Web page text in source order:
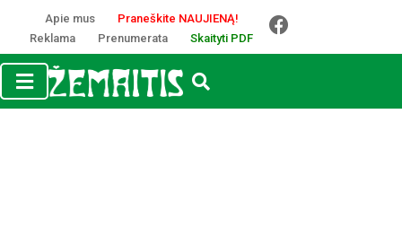
Apie mus
Praneškite NAUJIENĄ!
Reklama
Prenumerata Skaityti PDF